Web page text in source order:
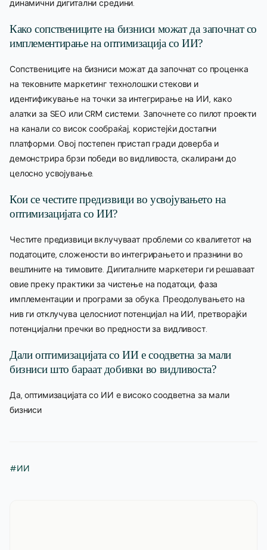
динамични дигитални средини.
Како сопствениците на бизниси можат да започнат со
имплементирање на оптимизација со ИИ?
Сопствениците на бизниси можат да започнат со проценка
на тековните маркетинг технолошки стекови и
идентификување на точки за интегрирање на ИИ, како
алатки за SEO или CRM системи. Започнете со пилот проекти
на канали со висок сообраќај, користејќи достапни
платформи. Овој постепен пристап гради доверба и
демонстрира брзи победи во видливоста, скалирани до
целосно усвојување.
Кои се честите предизвици во усвојувањето на
оптимизацијата со ИИ?
Честите предизвици вклучуваат проблеми со квалитетот на
податоците, сложености во интегрирањето и празнини во
вештините на тимовите. Дигиталните маркетери ги решаваат
овие преку практики за чистење на податоци, фаза
имплементации и програми за обука. Преодолувањето на
нив ги отклучува целосниот потенцијал на ИИ, претворајќи
потенцијални пречки во предности за видливост.
Дали оптимизацијата со ИИ е соодветна за мали
бизниси што бараат добивки во видливоста?
Да, оптимизацијата со ИИ е високо соодветна за мали
бизниси
#ИИ